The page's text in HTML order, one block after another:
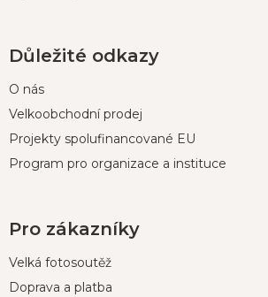
Důležité odkazy
O nás
Velkoobchodní prodej
Projekty spolufinancované EU
Program pro organizace a instituce
Pro zákazníky
Velká fotosoutěž
Doprava a platba